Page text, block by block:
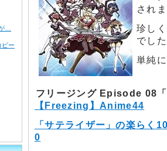
され
珍し
でし
単純
フリージング Episode 08
【Freezing】Anime44
「サテライザー」の楽らく
0
…
ピー